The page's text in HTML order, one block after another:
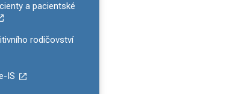
a pacientské
rodičovství
IS